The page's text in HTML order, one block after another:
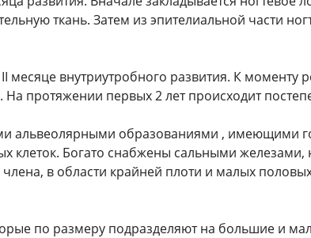
ткань. Затем из эпителиальной части
месяце внутриутробного развития. К
протяжении первых 2 лет происходит
альвеолярными образованиями , имеющими
клеток. Богато снабжены сальными
в области крайней плоти и малых
по размеру подразделяют на большие и